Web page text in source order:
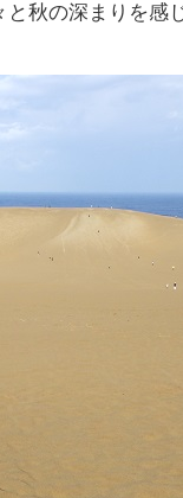
秋の深まりを感